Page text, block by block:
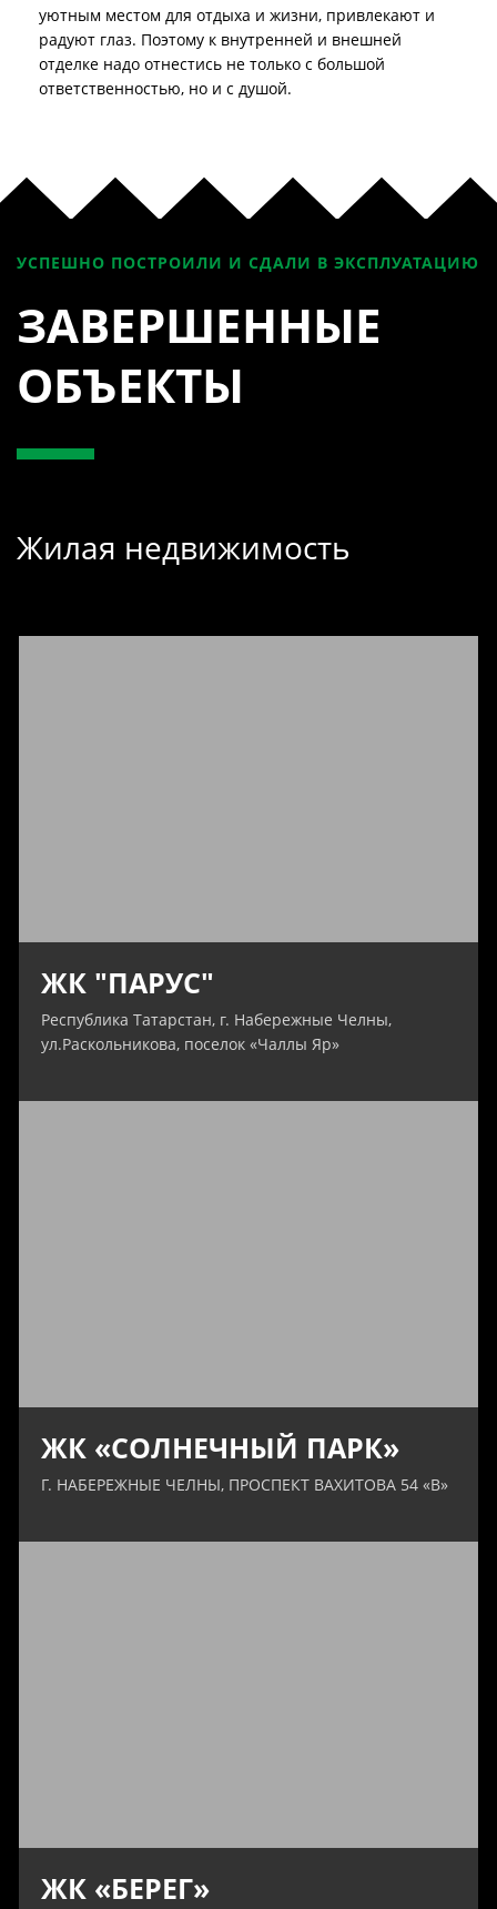
уютным местом для отдыха и жизни, привлекают и
радуют глаз. Поэтому к внутренней и внешней
отделке надо отнестись не только с большой
ответственностью, но и с душой.
УСПЕШНО ПОСТРОИЛИ И СДАЛИ В ЭКСПЛУАТАЦИЮ
ЗАВЕРШЕННЫЕ
ОБЪЕКТЫ
Жилая недвижимость
ЖК "ПАРУС"
Республика Татарстан, г. Набережные Челны,
ул.Раскольникова, поселок «Чаллы Яр»
ЖК «СОЛНЕЧНЫЙ ПАРК»
Г. НАБЕРЕЖНЫЕ ЧЕЛНЫ, ПРОСПЕКТ ВАХИТОВА 54 «В»
ЖК «БЕРЕГ»